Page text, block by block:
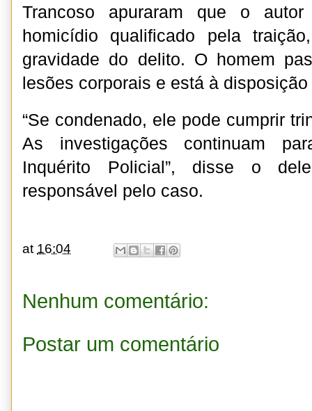
Trancoso apuraram que o
homicídio qualificado pela
gravidade do delito. O homem
lesões corporais e está à
“Se condenado, ele pode cumprir
As investigações continuam
Inquérito Policial”, disse o
responsável pelo caso.
at 16:04
Nenhum comentário:
Postar um comentário